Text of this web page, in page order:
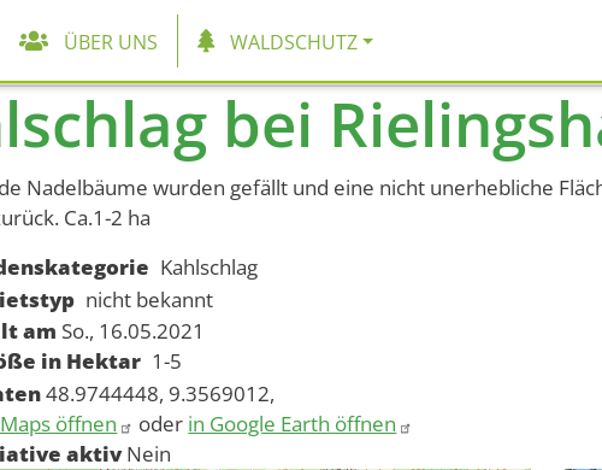
ÜBER UNS WALDSCHUTZ
bei
Nadelbäume wurden gefällt und eine nicht unerhebliche
Ca.1-2 ha
Kahlschlag
nicht bekannt
am So., 16.05.2021
in Hektar 1-5
48.9744448, 9.3569012,
öffnen
oder in Google Earth öffnen
aktiv Nein